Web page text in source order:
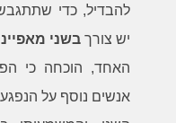
להבדיל, כדי
יש צורך בשני
אנשים נוסף על